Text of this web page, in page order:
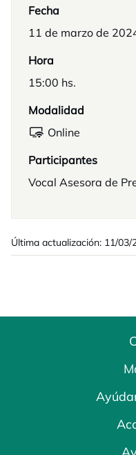
Fecha
11 de marzo de
Hora
15:00 hs.
Modalidad
Online
Participantes
Vocal Asesora de
Última actualización: 11/03/